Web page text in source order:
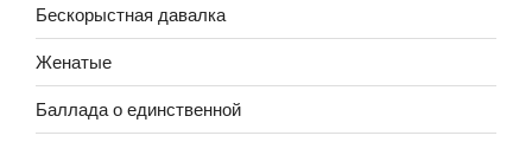
Бескорыстная давалка
Женатые
Баллада о единственной